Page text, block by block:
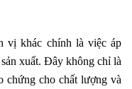
vị khác chính là việc áp
xuất. Đây không chỉ là
chứng cho chất lượng và